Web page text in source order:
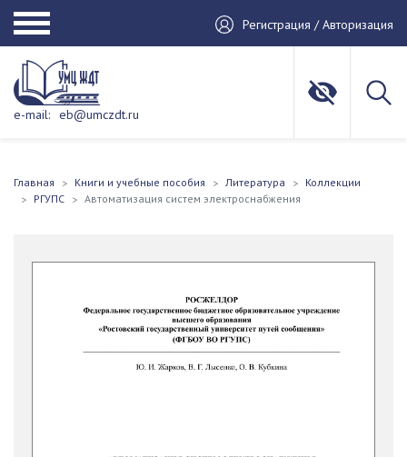
Регистрация / Авторизация
e-mail: eb@umczdt.ru
Главная Книги и учебные пособия Литература
Коллекции
РГУПС
Автоматизация систем электроснабжения